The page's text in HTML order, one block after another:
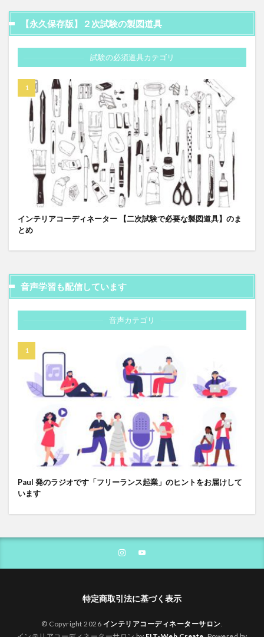
【永久保存版】２次試験の製図道具
試験の必須道具カテゴリ
インテリアコーディネーター 【二次試験で必要な製図道具】のま
とめ
音声学習も配信しています
音声カテゴリ
Paul 発のラジオです「フリーランス起業」のヒントをお届けして
います
特定商取引法に基づく表示
© Copyright 2026 インテリアコーディネーターサロン